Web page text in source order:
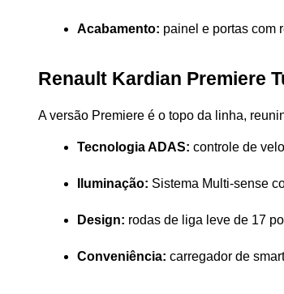
Acabamento: painel e portas com
Renault Kardian Premiere
A versão Premiere é o topo da linha,
Tecnologia ADAS: controle de
Iluminação: Sistema Multi-sense
Design: rodas de liga leve de 17
Conveniência: carregador de